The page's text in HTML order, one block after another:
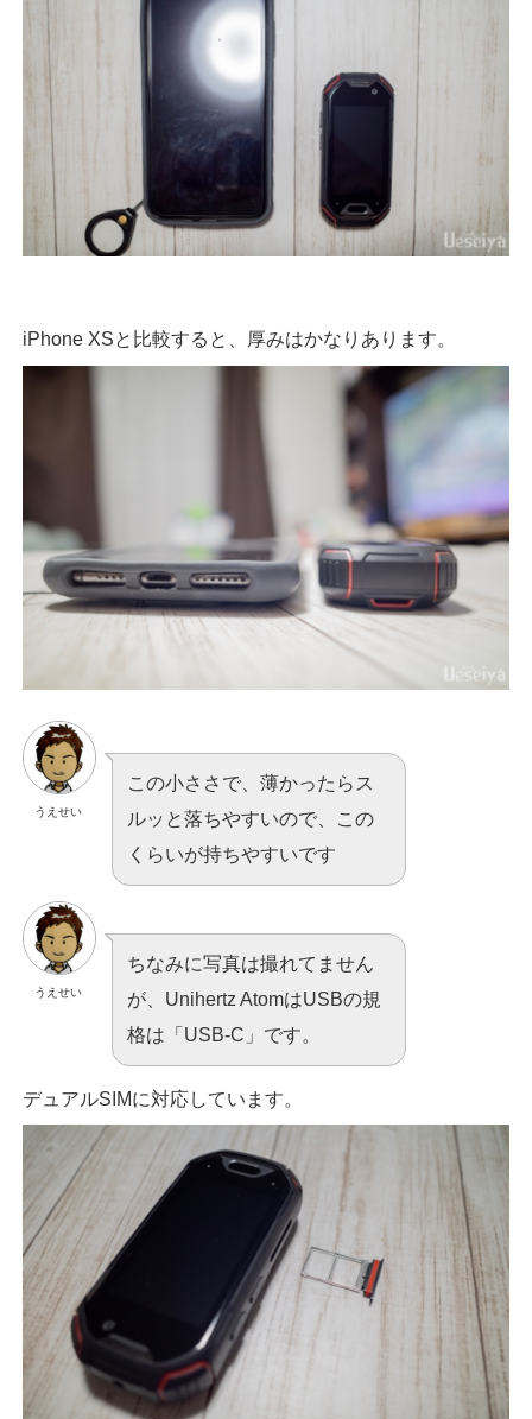
iPhone XSと比較すると、厚みはかなりあります。
うえせい
この小ささで、薄かったらス
ルッと落ちやすいので、この
くらいが持ちやすいです
うえせい
ちなみに写真は撮れてません
が、Unihertz AtomはUSBの規
格は「USB-C」です。
デュアルSIMに対応しています。